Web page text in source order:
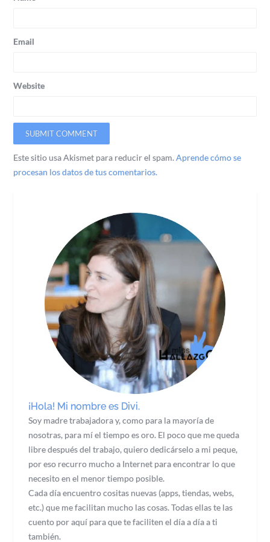
Email
Website
Este sitio usa Akismet para reducir el spam.Aprende cómo se
procesan los datos de tus comentarios.
¡Hola! Mi nombre es Divi.
Soy madre trabajadora y, como para la mayoría de
nosotras, para mí el tiempo es oro. El poco que me queda
libre después del trabajo, quiero dedicárselo a mi peque,
por eso recurro mucho a Internet para encontrar lo que
necesito en el menor tiempo posible.
Cada día encuentro cositas nuevas (apps, tiendas, webs,
etc.) que me facilitan mucho las cosas. Todas ellas te las
cuento por aquí para que te faciliten el día a día a ti
también.